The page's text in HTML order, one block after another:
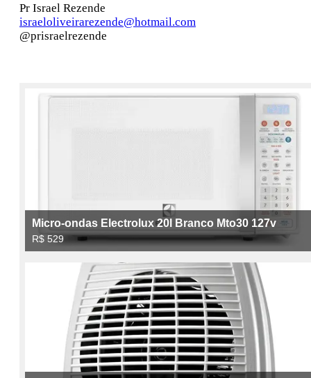
Pr Israel Rezende
israeloliveirarezende@hotmail.com
@prisraelrezende